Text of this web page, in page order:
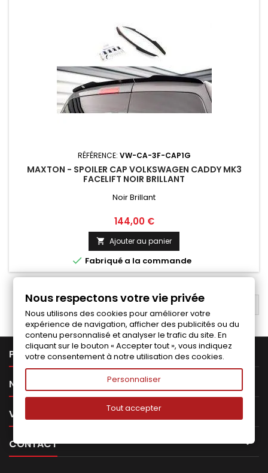
RÉFÉRENCE: VW-CA-3F-CAP1G
MAXTON - SPOILER CAP VOLKSWAGEN CADDY MK3
FACELIFT NOIR BRILLANT
Noir Brillant
Prix
144,00 €
 Ajouter au panier
 Fabriqué a la commande
RETOUR EN HAUT
PRODUITS
NOTRE SOCIÉTÉ
VOTRE COMPTE
CONTACT 
Nous respectons votre vie privée
Nous utilisons des cookies pour améliorer votre
expérience de navigation, afficher des publicités ou du
contenu personnalisé et analyser le trafic du site. En
cliquant sur le bouton « Accepter tout », vous indiquez
votre consentement à notre utilisation des cookies.
Personnaliser
Tout accepter